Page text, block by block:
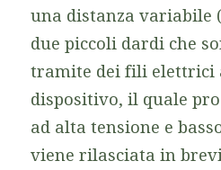
una distanza variabile
due piccoli dardi che
tramite dei fili elettrici
dispositivo, il quale
ad alta tensione e
viene rilasciata in